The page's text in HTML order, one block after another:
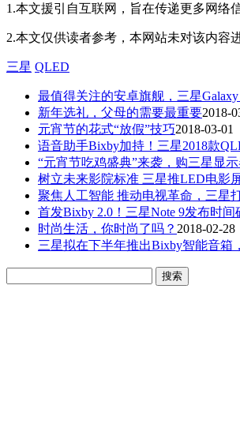
1.本文援引自互联网，旨在传递更多网络
2.本文仅供读者参考，本网站未对该内容
三星 QLED
最值得关注的安卓旗舰，三星
新年选礼，父母的需要最重要2018-
元宵节的花式“放假”技巧2018-03-01
语音助手Bixby加持！三星2018款
“元宵节吃鸡盛典”来袭，购三星显
树立未来影院标准 三星推LED电影
聚焦人工智能 推动电视革命，三星
首发Bixby 2.0！三星Note 9发布时
时尚生活，你时尚了吗？ 2018-02-28
三星拟在下半年推出Bixby智能音箱